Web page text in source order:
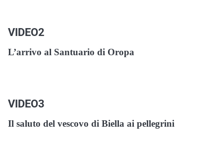
VIDEO2
L’arrivo al Santuario di Oropa
VIDEO3
Il saluto del vescovo di Biella ai pellegrini